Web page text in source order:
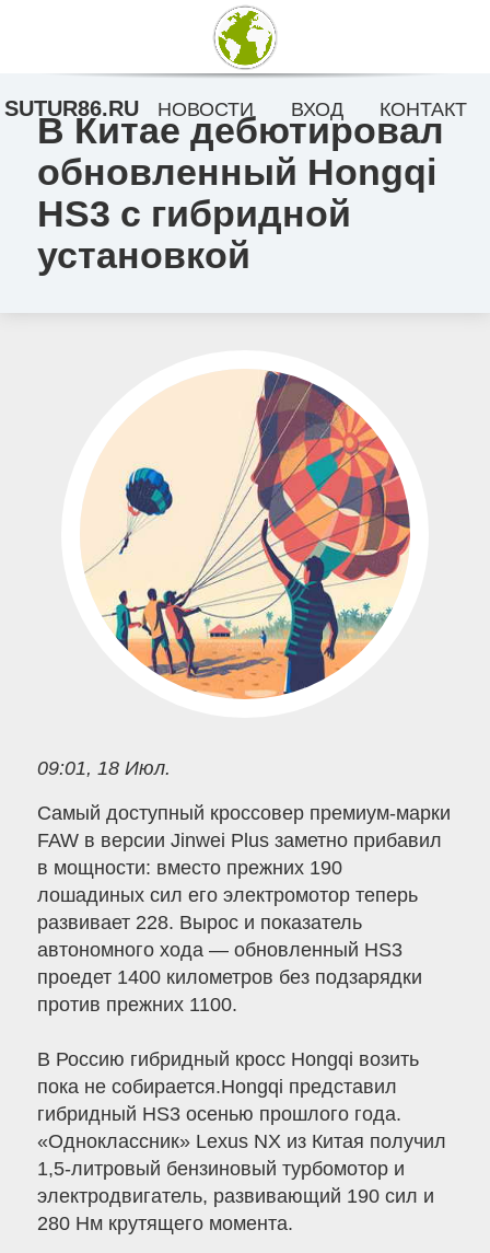
В Китае дебютировал
обновленный Hongqi
HS3 с гибридной
установкой
09:01, 18 Июл.
Самый доступный кроссовер премиум-марки
FAW в версии Jinwei Plus заметно прибавил
в мощности: вместо прежних 190
лошадиных сил его электромотор теперь
развивает 228. Вырос и показатель
автономного хода — обновленный HS3
проедет 1400 километров без подзарядки
против прежних 1100.
В Россию гибридный кросс Hongqi возить
пока не собирается.Hongqi представил
гибридный HS3 осенью прошлого года.
«Одноклассник» Lexus NX из Китая получил
1,5-литровый бензиновый турбомотор и
электродвигатель, развивающий 190 сил и
280 Нм крутящего момента.
SUTUR86.RU НОВОСТИ ВХОД КОНТАКТ